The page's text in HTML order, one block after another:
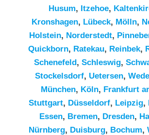
Husum, Itzehoe,
Kronshagen, Lübeck, Mölln,
Holstein, Norderstedt,
Quickborn, Ratekau, Reinbek,
Schenefeld, Schleswig,
Stockelsdorf, Uetersen,
München, Köln, Frankfurt
Stuttgart, Düsseldorf, Leipzig,
Essen, Bremen, Dresden,
Nürnberg, Duisburg, Bochum,